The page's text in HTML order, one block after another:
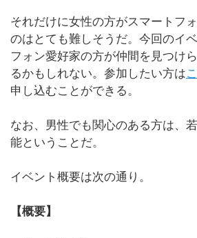
それだけに女性の方がスマートフ
のはとても難しそうだ。今回のイ
フォン愛好家の方が仲間を見つけ
るかもしれない。参加したい方は
申し込むことができる。
なお、男性でも関心のある方は、
能ということだ。
イベント概要は次の通り。
【概要】